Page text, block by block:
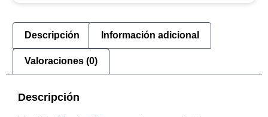
Descripción Información adicional
Valoraciones (0)
Descripción